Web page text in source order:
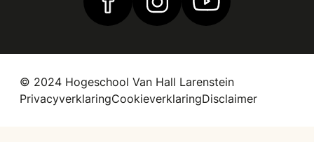
Vind ons op Facebook
Vind ons op Instagram
Vind ons op
© 2024 Hogeschool Van Hall Larenstein
PrivacyverklaringCookieverklaringDisclaimer